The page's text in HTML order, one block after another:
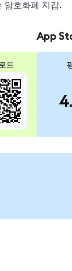
암호화폐 지갑.
드
App